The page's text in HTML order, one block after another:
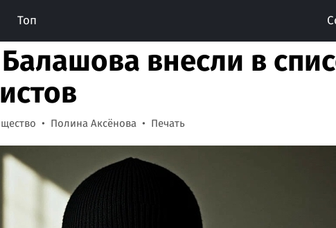
Топ
внесли в
Полина Аксёнова Печать